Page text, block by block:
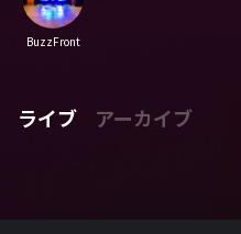
BuzzFront
ライブ アーカイブ